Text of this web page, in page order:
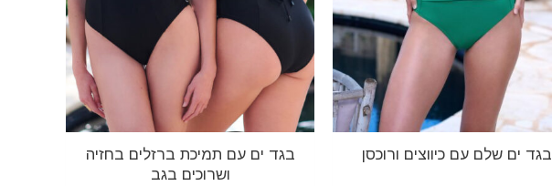
בגד ים שלם עם כיווצים ורוכסן
בגד ים עם תמיכת ברזלים בחזיה
ושרוכים בגב